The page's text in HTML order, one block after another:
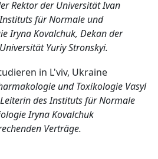
Rektor der Universität Ivan
für Normale und
Iryna Kovalchuk, Dekan der
Yuriy Stronskyi.
und Toxikologie Vasyl
des Instituts für Normale
Iryna Kovalchuk
Verträge.